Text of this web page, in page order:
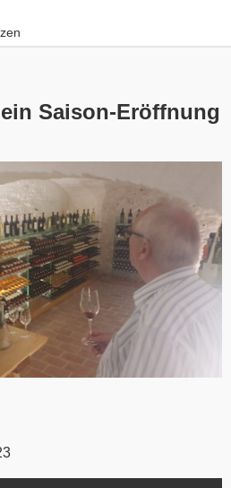
Saison-Eröffnung